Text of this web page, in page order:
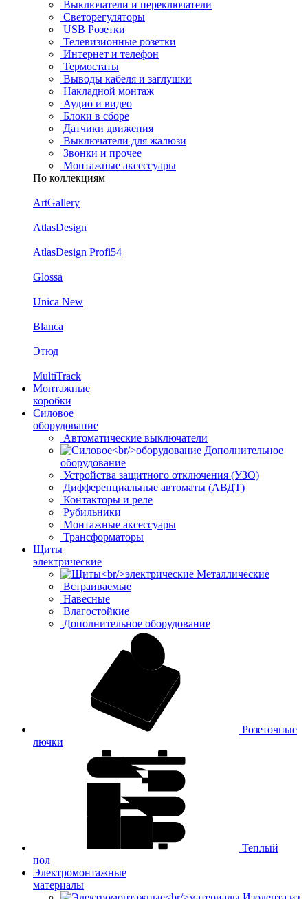
Выключатели и переключатели
Светорегуляторы
USB Розетки
Телевизионные розетки
Интернет и телефон
Термостаты
Выводы кабеля и заглушки
Накладной монтаж
Аудио и видео
Блоки в сборе
Датчики движения
Выключатели для жалюзи
Звонки и прочее
Монтажные аксессуары
По коллекциям
ArtGallery
AtlasDesign
AtlasDesign Profi54
Glossa
Unica New
Blanca
Этюд
MultiTrack
Монтажные
коробки
Силовое
оборудование
Автоматические выключатели
Дополнительное
оборудование
Устройства защитного отключения (УЗО)
Дифференциальные автоматы (АВДТ)
Контакторы и реле
Рубильники
Монтажные аксессуары
Трансформаторы
Щиты
электрические
Металлические
Встраиваемые
Навесные
Влагостойкие
Дополнительное оборудование
Розеточные
лючки
Теплый
пол
Электромонтажные
материалы